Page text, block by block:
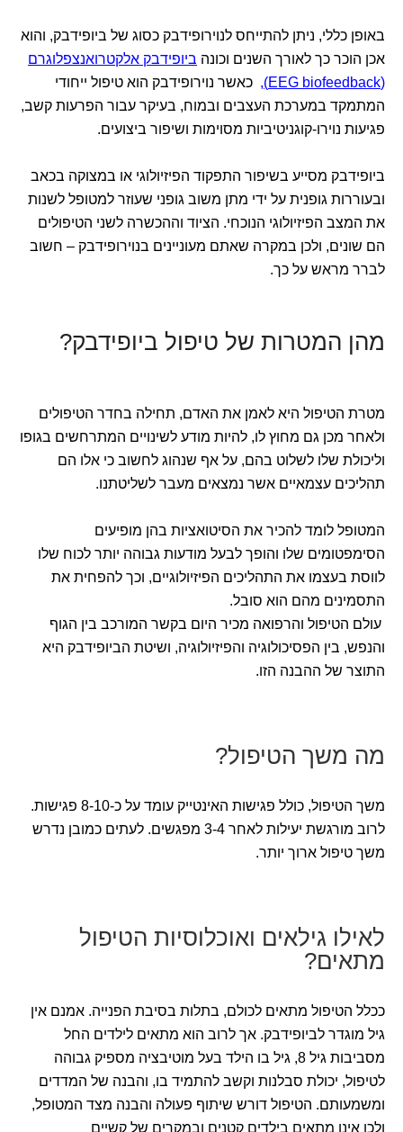
באופן כללי, ניתן להתייחס לנוירופידבק כסוג של ביופידבק, והוא
אכן הוכר כך לאורך השנים וכונה ביופידבק אלקטרואנצפלוגרם
(EEG biofeedback),
כאשר נוירופידבק הוא טיפול ייחודי
המתמקד במערכת העצבים ובמוח, בעיקר עבור הפרעות קשב,
פגיעות נוירו-קוגניטיביות מסוימות ושיפור ביצועים.
ביופידבק מסייע בשיפור התפקוד הפיזיולוגי או במצוקה בכאב
ובעוררות גופנית על ידי מתן משוב גופני שעוזר למטופל לשנות
את המצב הפיזיולוגי הנוכחי. הציוד וההכשרה לשני הטיפולים
הם שונים, ולכן במקרה שאתם מעוניינים בנוירופידבק – חשוב
לברר מראש על כך.
מהן המטרות של טיפול ביופידבק?
מטרת הטיפול היא לאמן את האדם, תחילה בחדר הטיפולים
ולאחר מכן גם מחוץ לו, להיות מודע לשינויים המתרחשים בגופו
וליכולת שלו לשלוט בהם, על אף שנהוג לחשוב כי אלו הם
תהליכים עצמאיים אשר נמצאים מעבר לשליטתנו.
המטופל לומד להכיר את הסיטואציות בהן מופיעים
הסימפטומים שלו והופך לבעל מודעות גבוהה יותר לכוח שלו
לווסת בעצמו את התהליכים הפיזיולוגיים, וכך להפחית את
התסמינים מהם הוא סובל.
עולם הטיפול והרפואה מכיר היום בקשר המורכב בין הגוף
והנפש, בין הפסיכולוגיה והפיזיולוגיה, ושיטת הביופידבק היא
התוצר של ההבנה הזו.
מה משך הטיפול?
משך הטיפול, כולל פגישות האינטייק עומד על כ-8-10 פגישות.
לרוב מורגשת יעילות לאחר 3-4 מפגשים. לעתים כמובן נדרש
משך טיפול ארוך יותר.
לאילו גילאים ואוכלוסיות הטיפול
מתאים?
ככלל הטיפול מתאים לכולם, בתלות בסיבת הפנייה. אמנם אין
גיל מוגדר לביופידבק. אך לרוב הוא מתאים לילדים החל
מסביבות גיל 8, גיל בו הילד בעל מוטיבציה מספיק גבוהה
לטיפול, יכולת סבלנות וקשב להתמיד בו, והבנה של המדדים
ומשמעותם. הטיפול דורש שיתוף פעולה והבנה מצד המטופל,
ולכן אינו מתאים בילדים קטנים ובמקרים של קשיים